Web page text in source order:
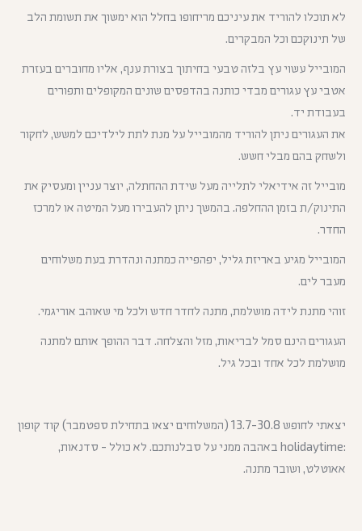
לא תוכלו להוריד את עיניכם מריחופו בחלל הוא ימשוך את תשומת הלב
של תינוקכם וכל המבקרים.
המובייל עשוי עץ בלזה טבעי בחיתוך בצורת ענף, אליו מחוברים בעזרת
אטבי עץ עגורים מבדי כותנה בהדפסים שונים המקופלים ותפורים
בעבודת יד.
את העגורים ניתן להוריד מהמובייל על מנת לתת לילדיכם למשש, לחקור
ולשחק בהם מבלי חשש.
מובייל זה אידיאלי לתלייה מעל שידת ההחתלה, יוצר עניין ומעסיק את
התינוק/ת בזמן ההחלפה. בהמשך ניתן להעבירו מעל המיטה או למרכז
החדר.
המובייל מגיע באריזת גליל, יפהפייה כמתנה ונהדרת בעת משלוחים
מעבר לים.
זוהי מתנת לידה מושלמת, מתנה לחדר חדש ולכל מי שאוהב אוריגמי.
העגורים הינם סמל לבריאות, מזל והצלחה. דבר ההופך אותם למתנה
מושלמת לכל אחד ובכל גיל.
יצאתי לחופש 13.7-30.8 (המשלוחים יצאו בתחילת ספטמבר) קוד קופון
:holidaytime באהבה ממני על סבלנותכם. לא כולל - סדנאות,
אאוטלט, ושובר מתנה.